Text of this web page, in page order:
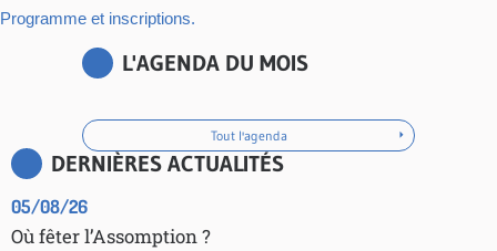
Programme et inscriptions.
L'AGENDA DU MOIS
Tout l'agenda
DERNIÈRES ACTUALITÉS
05/08/26
Où fêter l’Assomption ?